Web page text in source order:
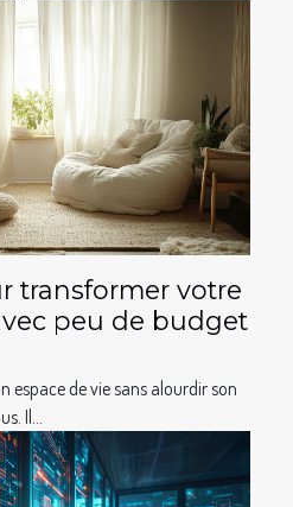
transformer votre
peu de budget
espace de vie sans alourdir son
Il...